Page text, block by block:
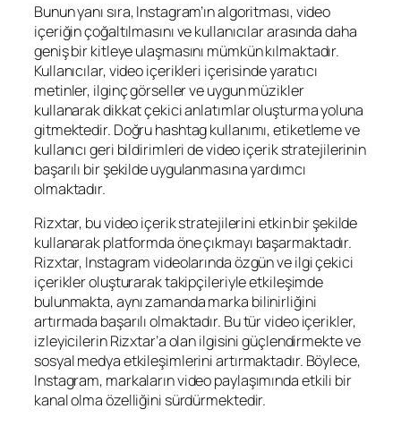
Bunun yanı sıra, Instagram’ın algoritması, video
içeriğin çoğaltılmasını ve kullanıcılar arasında daha
geniş bir kitleye ulaşmasını mümkün kılmaktadır.
Kullanıcılar, video içerikleri içerisinde yaratıcı
metinler, ilginç görseller ve uygun müzikler
kullanarak dikkat çekici anlatımlar oluşturma yoluna
gitmektedir. Doğru hashtag kullanımı, etiketleme ve
kullanıcı geri bildirimleri de video içerik stratejilerinin
başarılı bir şekilde uygulanmasına yardımcı
olmaktadır.
Rizxtar, bu video içerik stratejilerini etkin bir şekilde
kullanarak platformda öne çıkmayı başarmaktadır.
Rizxtar, Instagram videolarında özgün ve ilgi çekici
içerikler oluşturarak takipçileriyle etkileşimde
bulunmakta, aynı zamanda marka bilinirliğini
artırmada başarılı olmaktadır. Bu tür video içerikler,
izleyicilerin Rizxtar’a olan ilgisini güçlendirmekte ve
sosyal medya etkileşimlerini artırmaktadır. Böylece,
Instagram, markaların video paylaşımında etkili bir
kanal olma özelliğini sürdürmektedir.